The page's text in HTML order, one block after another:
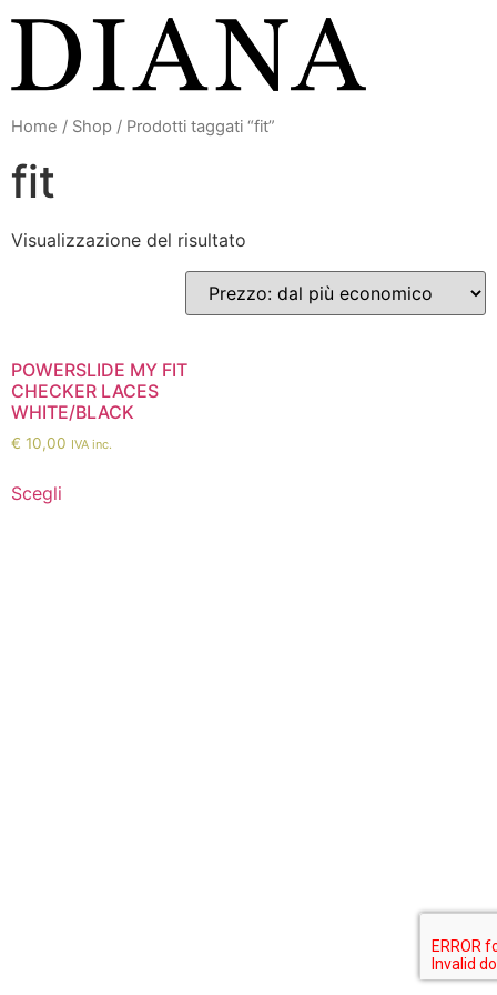
contenuto
Home / Shop / Prodotti taggati “fit”
fit
Visualizzazione del risultato
POWERSLIDE MY FIT
CHECKER LACES
WHITE/BLACK
€ 10,00 IVA inc.
Scegli